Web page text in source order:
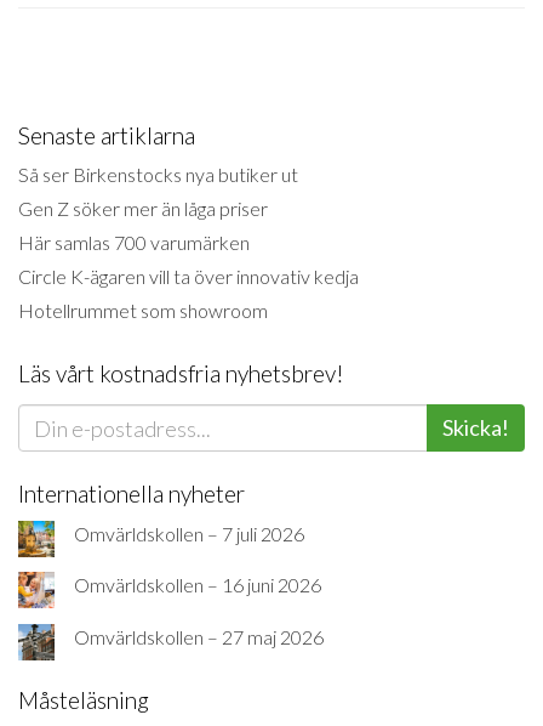
Senaste artiklarna
Så ser Birkenstocks nya butiker ut
Gen Z söker mer än låga priser
Här samlas 700 varumärken
Circle K-ägaren vill ta över innovativ kedja
Hotellrummet som showroom
Läs vårt kostnadsfria nyhetsbrev!
Skicka!
Internationella nyheter
Omvärldskollen – 7 juli 2026
Omvärldskollen – 16 juni 2026
Omvärldskollen – 27 maj 2026
Måsteläsning